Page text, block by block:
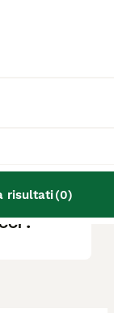
risultati(0)
di